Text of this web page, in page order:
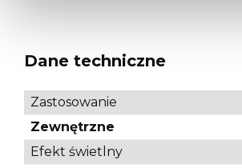
Dane techniczne
Zastosowanie
Zewnętrzne
Efekt świetlny